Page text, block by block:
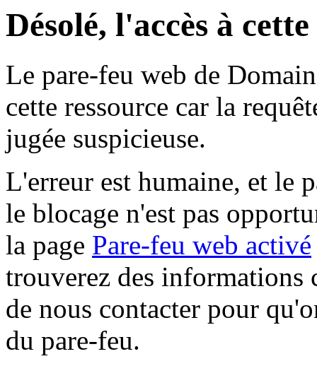
Désolé, l'accès à
Le pare-feu web de
cette ressource car la
jugée suspicieuse.
L'erreur est humaine, et le
le blocage n'est pas
la page Pare-feu web activé
trouverez des informations
de nous contacter pour
du pare-feu.